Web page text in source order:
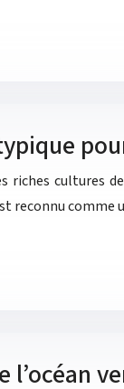
riches cultures
reconnu comme
l’océan